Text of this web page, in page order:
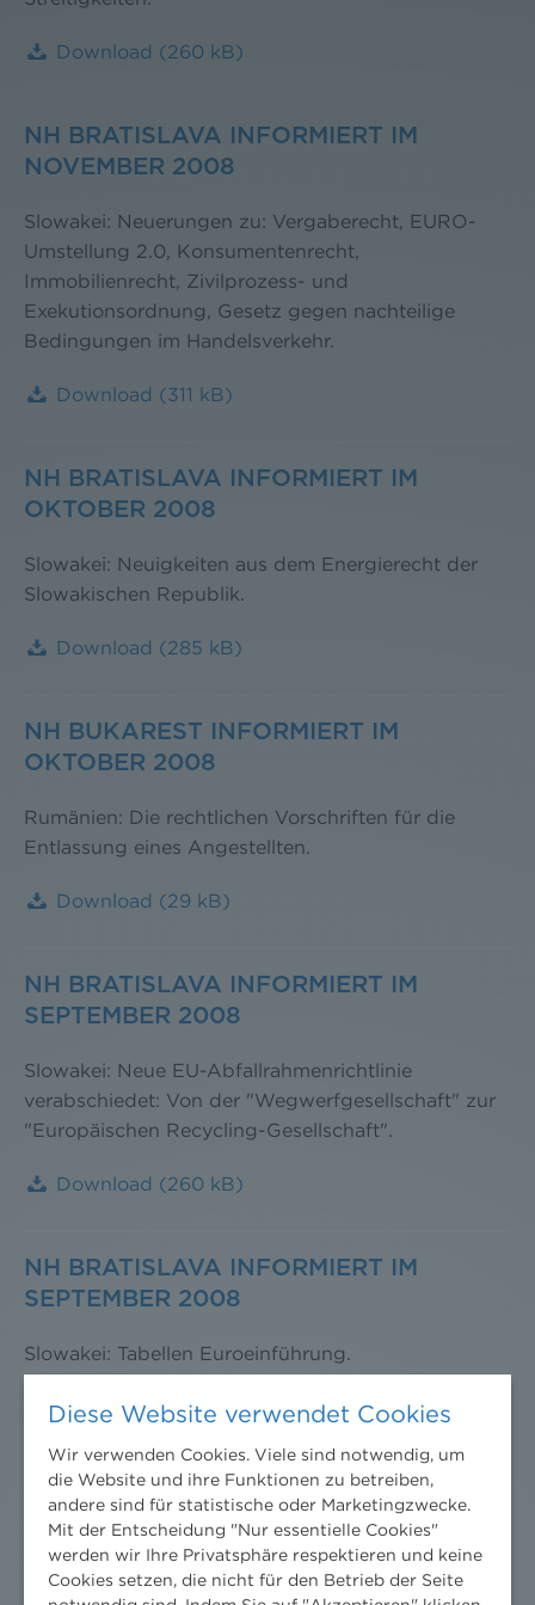
Download (260 kB)
NH BRATISLAVA INFORMIERT IM
NOVEMBER 2008
Slowakei: Neuerungen zu: Vergaberecht, EURO-
Umstellung 2.0, Konsumentenrecht,
Immobilienrecht, Zivilprozess- und
Exekutionsordnung, Gesetz gegen nachteilige
Bedingungen im Handelsverkehr.
Download (311 kB)
NH BRATISLAVA INFORMIERT IM
OKTOBER 2008
Slowakei: Neuigkeiten aus dem Energierecht der
Slowakischen Republik.
Download (285 kB)
NH BUKAREST INFORMIERT IM
OKTOBER 2008
Rumänien: Die rechtlichen Vorschriften für die
Entlassung eines Angestellten.
Download (29 kB)
NH BRATISLAVA INFORMIERT IM
SEPTEMBER 2008
Slowakei: Neue EU-Abfallrahmenrichtlinie
verabschiedet: Von der "Wegwerfgesellschaft" zur
"Europäischen Recycling-Gesellschaft".
Download (260 kB)
NH BRATISLAVA INFORMIERT IM
SEPTEMBER 2008
Slowakei: Tabellen Euroeinführung.
Download (110 kB)
NH BRATISLAVA INFORMIERT IM JULI
2008
Slowakei: EURO-Einführung am 1.1. 2009 definitiv-
Diese Website verwendet Cookies
Wir verwenden Cookies. Viele sind notwendig, um
die Website und ihre Funktionen zu betreiben,
andere sind für statistische oder Marketingzwecke.
Mit der Entscheidung "Nur essentielle Cookies"
werden wir Ihre Privatsphäre respektieren und keine
Cookies setzen, die nicht für den Betrieb der Seite